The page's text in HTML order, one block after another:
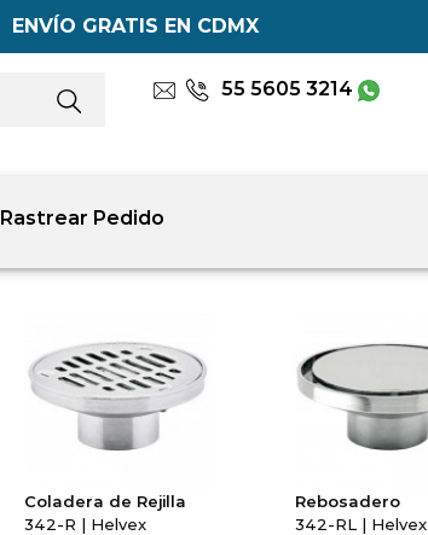
ENVÍO GRATIS EN CDMX
55 5605 3214
Rastrear Pedido
Coladera de Rejilla
342-R | Helvex
Rebosadero
342-RL | Helvex